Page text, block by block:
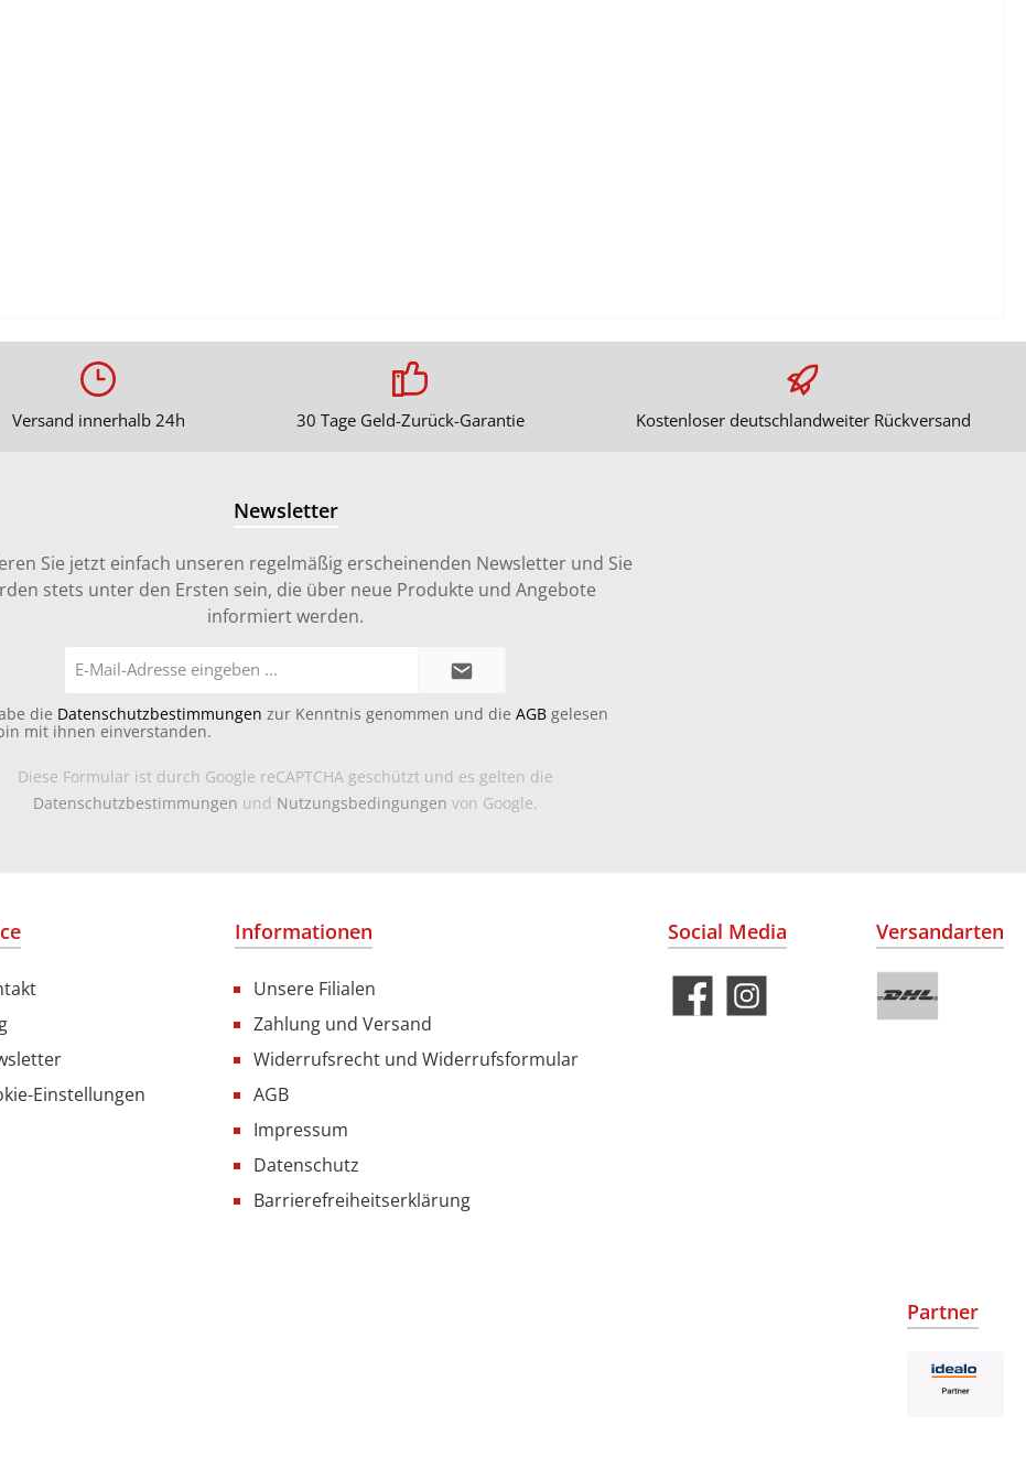
Versand innerhalb 24h 30 Tage Geld-Zurück-Garantie Kostenloser deutschlandweiter Rückversand
Newsletter
Sie jetzt einfach unseren regelmäßig erscheinenden Newsletter und Sie
stets unter den Ersten sein, die über neue Produkte und Angebote
informiert werden.
Mail-
die Datenschutzbestimmungen zur Kenntnis genommen und die AGB gelesen
mit ihnen einverstanden.
Diese Formular ist durch Google reCAPTCHA geschützt und es gelten die
Datenschutzbestimmungen und Nutzungsbedingungen von Google.
Einstellungen
Informationen
Unsere Filialen
Zahlung und Versand
Widerrufsrecht und Widerrufsformular
AGB
Impressum
Datenschutz
Barrierefreiheitserklärung
Social Media Versandarten
Partner